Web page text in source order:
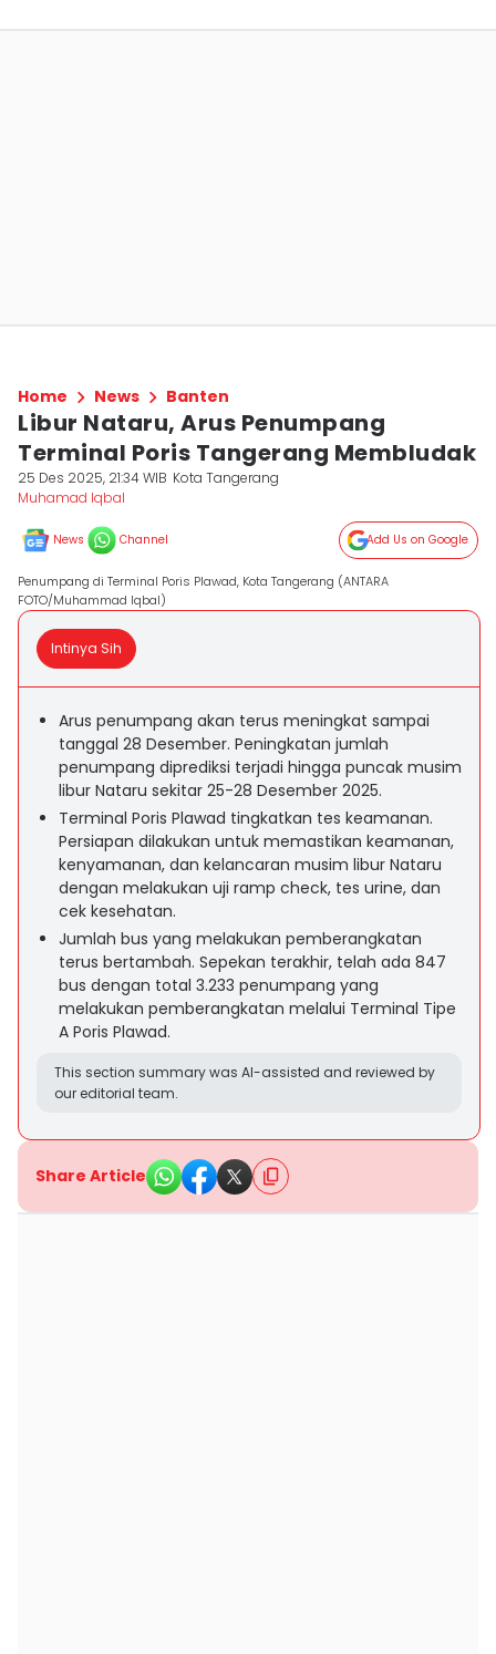
Home News Banten
Libur Nataru, Arus Penumpang
Terminal Poris Tangerang Membludak
25 Des 2025, 21:34 WIB Kota Tangerang
Muhamad Iqbal
News Channel Add Us on Google
Penumpang di Terminal Poris Plawad, Kota Tangerang (ANTARA
FOTO/Muhammad Iqbal)
Intinya Sih
Arus penumpang akan terus meningkat sampai
tanggal 28 Desember. Peningkatan jumlah
penumpang diprediksi terjadi hingga puncak musim
libur Nataru sekitar 25-28 Desember 2025.
Terminal Poris Plawad tingkatkan tes keamanan.
Persiapan dilakukan untuk memastikan keamanan,
kenyamanan, dan kelancaran musim libur Nataru
dengan melakukan uji ramp check, tes urine, dan
cek kesehatan.
Jumlah bus yang melakukan pemberangkatan
terus bertambah. Sepekan terakhir, telah ada 847
bus dengan total 3.233 penumpang yang
melakukan pemberangkatan melalui Terminal Tipe
A Poris Plawad.
This section summary was AI-assisted and reviewed by
our editorial team.
Share Article